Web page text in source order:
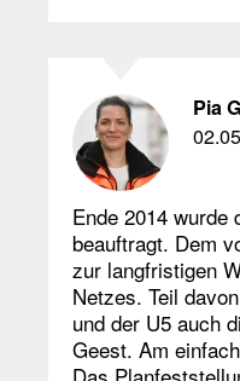
Pia
Ende 2014 wurde
beauftragt. Dem
zur langfristigen
Netzes. Teil
und der U5 auch
Geest. Am